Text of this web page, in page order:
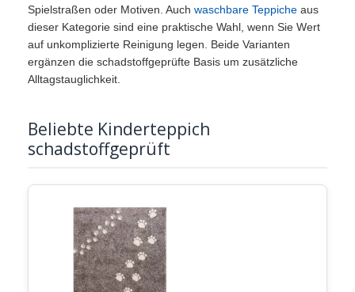
Spielstraßen oder Motiven. Auch waschbare Teppiche aus
dieser Kategorie sind eine praktische Wahl, wenn Sie Wert
auf unkomplizierte Reinigung legen. Beide Varianten
ergänzen die schadstoffgeprüfte Basis um zusätzliche
Alltagstauglichkeit.
Beliebte Kinderteppich
schadstoffgeprüft